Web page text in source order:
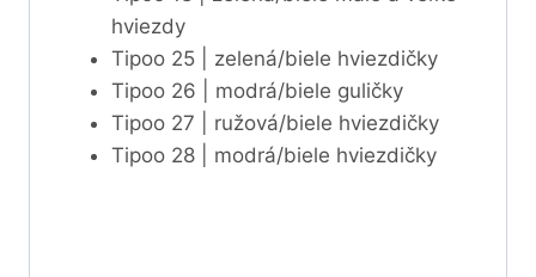
hviezdy
Tipoo 25 | zelená/biele hviezdičky
Tipoo 26 | modrá/biele guličky
Tipoo 27 | ružová/biele hviezdičky
Tipoo 28 | modrá/biele hviezdičky